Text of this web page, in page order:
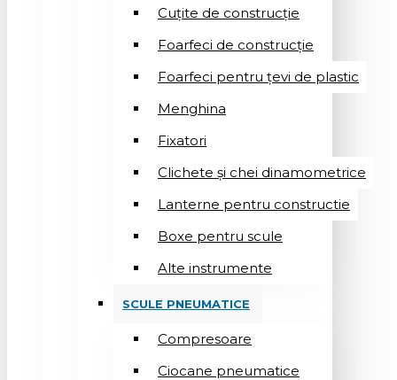
Cuțite de construcție
Foarfeci de construcție
Foarfeci pentru țevi de plastic
Menghina
Fixatori
Clichete și chei dinamometrice
Lanterne pentru constructie
Boxe pentru scule
Alte instrumente
SCULE PNEUMATICE
Compresoare
Ciocane pneumatice